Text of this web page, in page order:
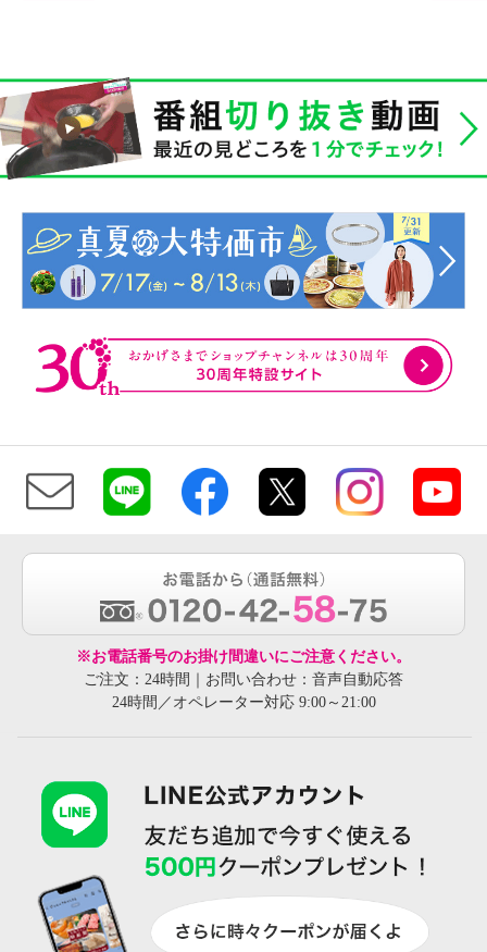
※お電話番号のお掛け間違いにご注意ください。
ご注文：24時間｜お問い合わせ：音声自動応答
24時間／オペレーター対応 9:00～21:00